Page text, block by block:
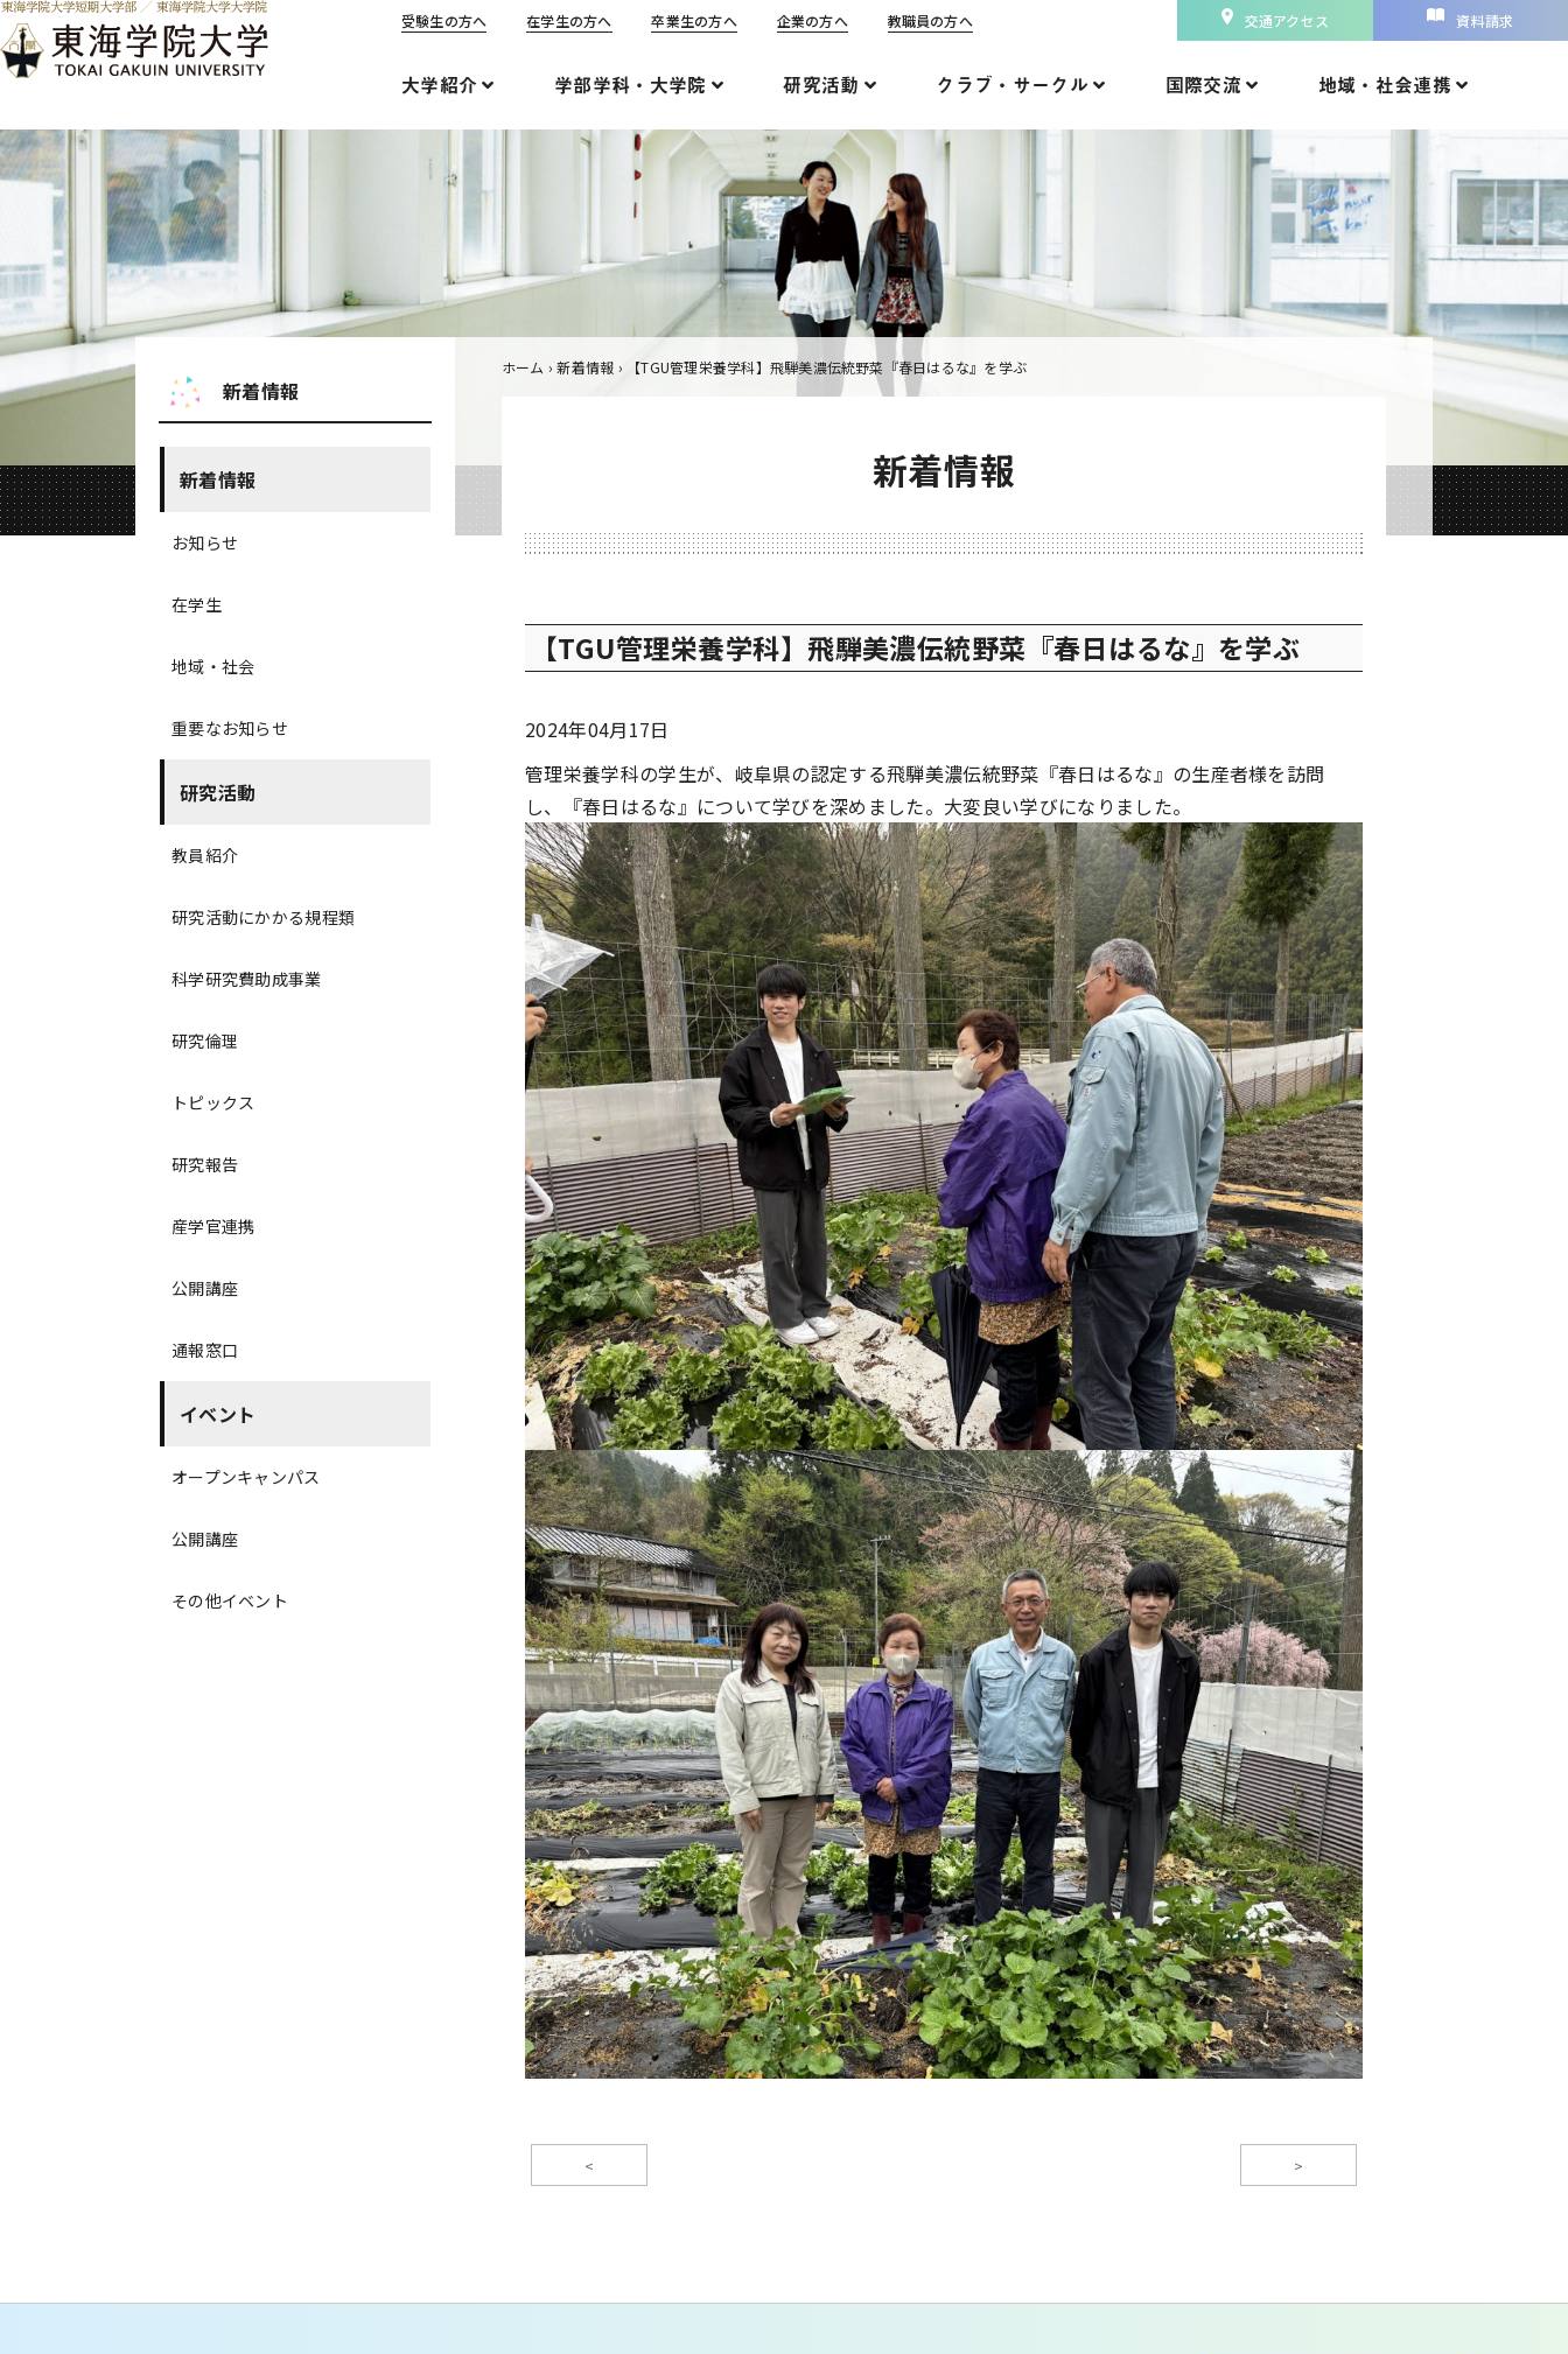
受験生の方へ 在学生の方へ 卒業生の方へ 企業の方へ 教職員の方へ 交通アクセス 資料請求
大学紹介 学部学科・大学院 研究活動 クラブ・サークル 国際交流 地域・社会連携
ホーム ›新着情報 › 【TGU管理栄養学科】飛騨美濃伝統野菜『春日はるな』を学ぶ
新着情報
【TGU管理栄養学科】飛騨美濃伝統野菜『春日はるな』を学ぶ
2024年04月17日
管理栄養学科の学生が、岐阜県の認定する飛騨美濃伝統野菜『春日はるな』の生産者様を訪問
し、『春日はるな』について学びを深めました。大変良い学びになりました。
< >
新着情報
新着情報
お知らせ
在学生
地域・社会
重要なお知らせ
研究活動
教員紹介
研究活動にかかる規程類
科学研究費助成事業
研究倫理
トピックス
研究報告
産学官連携
公開講座
通報窓口
イベント
オープンキャンパス
公開講座
その他イベント